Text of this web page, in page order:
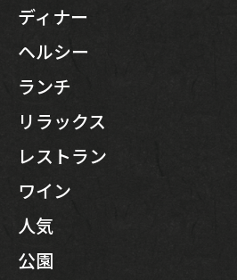
ディナー
ヘルシー
ランチ
リラックス
レストラン
ワイン
人気
公園